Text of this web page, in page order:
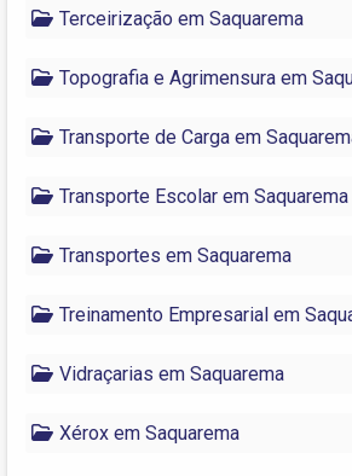
Terceirização em Saquarema
Topografia e Agrimensura em
Transporte de Carga em
Transporte Escolar em Saquarema
Transportes em Saquarema
Treinamento Empresarial em
Vidraçarias em Saquarema
Xérox em Saquarema